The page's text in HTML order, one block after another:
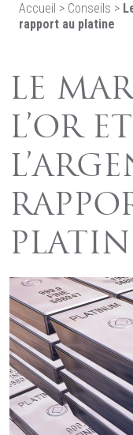
Accueil > Conseils >
rapport au platine
LE
L’OR